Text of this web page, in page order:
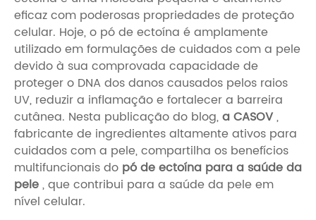
eficaz com poderosas propriedades de proteção
celular. Hoje, o pó de ectoína é amplamente
utilizado em formulações de cuidados com a pele
devido à sua comprovada capacidade de
proteger o DNA dos danos causados ​​pelos raios
UV, reduzir a inflamação e fortalecer a barreira
cutânea. Nesta publicação do blog,a CASOV,
fabricante de ingredientes altamente ativos para
cuidados com a pele, compartilha os benefícios
multifuncionais do pó de ectoína para a saúde da
pele, que contribui para a saúde da pele em
nível celular.